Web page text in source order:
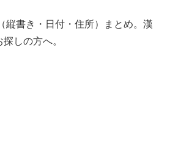
縦書き・日付・住所）まとめ。漢
しの方へ。